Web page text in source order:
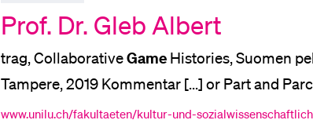
Prof. Dr. Gleb Albert
trag, CollaborativeGame Histories, Suomen
Tampere, 2019 Kommentar [...] or Part and
3rd ComputerGamesCulture Conference, Uniwersytet [...] (23.
www.unilu.ch/fakultaeten/kultur-und-